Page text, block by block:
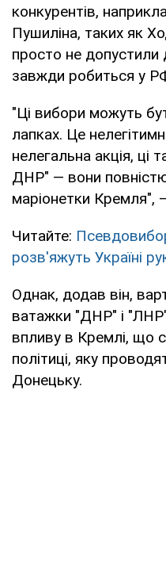
конкурентів,
Пушиліна, таких як
просто не допустили
завжди робиться у
"Ці вибори можуть
лапках. Це
нелегальна акція, ці
ДНР" — вони
маріонетки Кремля",
Читайте:
розв'яжуть Україні
Однак, додав він,
ватажки "ДНР" і
впливу в Кремлі, що
політиці, яку
Донецьку.